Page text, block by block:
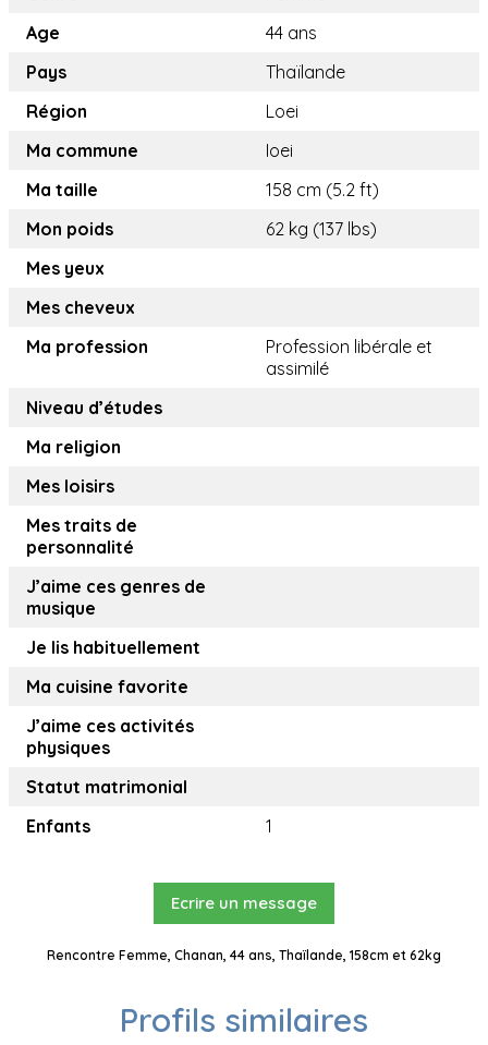
Age
44 ans
Pays
Thaïlande
Région
Loei
Ma commune
Ioei
Ma taille
158 cm (5.2 ft)
Mon poids
62 kg (137 lbs)
Mes yeux
Mes cheveux
Ma profession
Profession libérale et
assimilé
Niveau d’études
Ma religion
Mes loisirs
Mes traits de
personnalité
J’aime ces genres de
musique
Je lis habituellement
Ma cuisine favorite
J’aime ces activités
physiques
Statut matrimonial
Enfants
1
Ecrire un message
Rencontre Femme, Chanan, 44 ans, Thaïlande, 158cm et 62kg
Profils similaires